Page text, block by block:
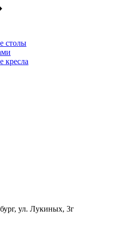
столы
кресла
ул. Лукиных, 3г